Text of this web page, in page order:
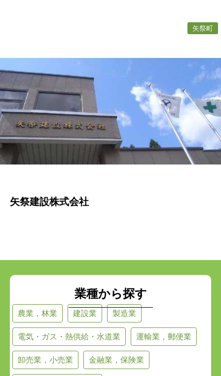
矢祭町
矢祭建設株式会社
業種から探す
農業，林業 建設業 製造業
電気・ガス・熱供給・水道業 運輸業，郵便業
卸売業，小売業 金融業，保険業